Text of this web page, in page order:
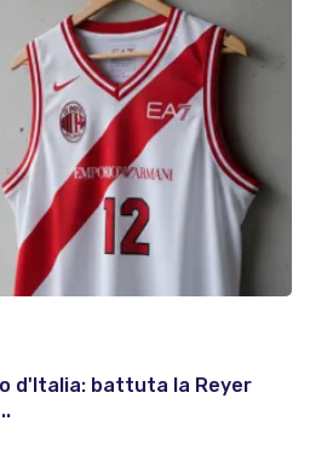
d'Italia: battuta la Reyer